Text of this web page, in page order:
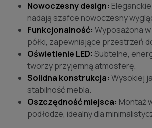
Nowoczesny design:
nadają szafce nowoczesny
Funkcjonalność: Wyposażona
półki, zapewniające przestrzeń
Oświetlenie LED:Subtelne,
tworzy przyjemną atmosferę.
Solidna konstrukcja: Wysokiej
stabilność mebla.
Oszczędność miejsca: Montaż
podłodze, idealny dla